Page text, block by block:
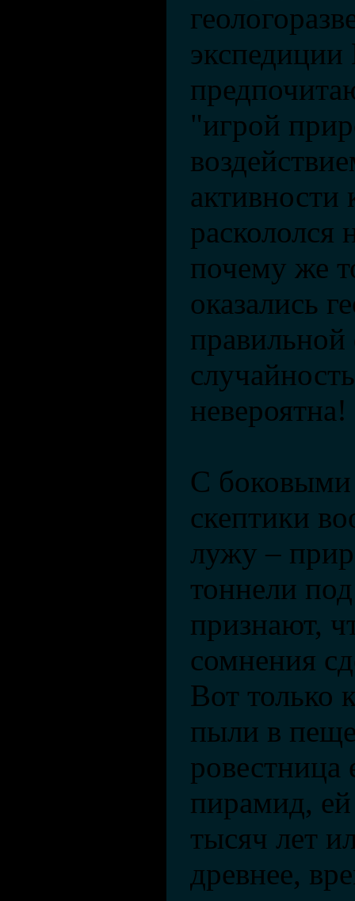
"игрой
активности
раскололся
почему же
оказались
невероятна!
С
скептики
лужу –
тоннели
признают,
сомнения
Вот только
пыли в
ровестница
пирамид,
тысяч лет
древнее,